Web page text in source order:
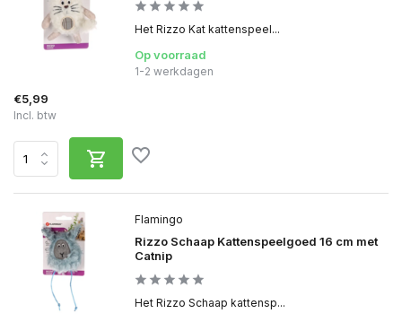
Flamingo
Rizzo Schaap Kattenspeelgoed 16 cm met
Catnip
Het Rizzo Schaap kattensp...
Het Rizzo Kat kattenspeel...
Op voorraad
1-2 werkdagen
€5,99
Incl. btw